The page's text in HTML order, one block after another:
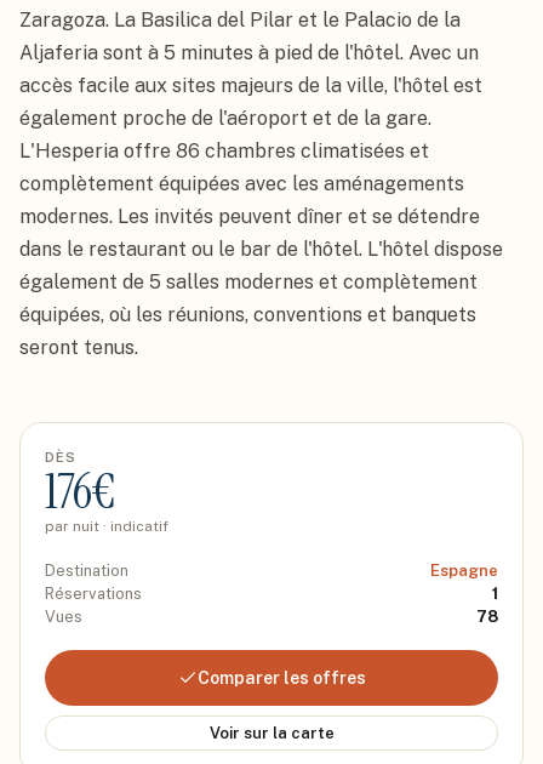
Zaragoza. La Basilica del Pilar et le Palacio de la
Aljaferia sont à 5 minutes à pied de l'hôtel. Avec un
accès facile aux sites majeurs de la ville, l'hôtel est
également proche de l'aéroport et de la gare.
L'Hesperia offre 86 chambres climatisées et
complètement équipées avec les aménagements
modernes. Les invités peuvent dîner et se détendre
dans le restaurant ou le bar de l'hôtel. L'hôtel dispose
également de 5 salles modernes et complètement
équipées, où les réunions, conventions et banquets
seront tenus.
DÈS
176€
par nuit · indicatif
Destination
Espagne
Réservations
1
Vues
78
Comparer les offres
Voir sur la carte